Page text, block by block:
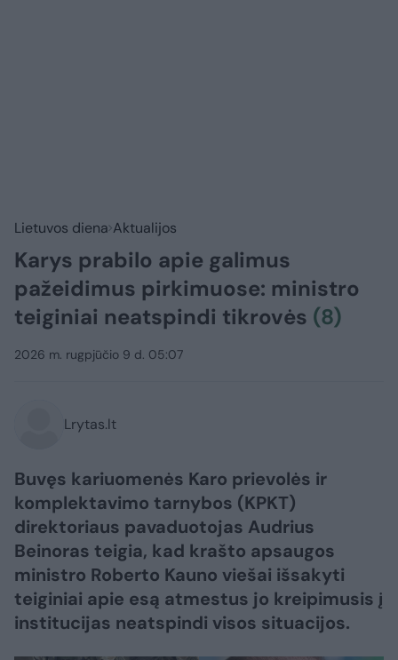
Lietuvos diena Aktualijos
Karys prabilo apie galimus
pažeidimus pirkimuose: ministro
teiginiai neatspindi tikrovės (8)
2026 m. rugpjūčio 9 d. 05:07
Lrytas.lt
Buvęs kariuomenės Karo prievolės ir
komplektavimo tarnybos (KPKT)
direktoriaus pavaduotojas Audrius
Beinoras teigia, kad krašto apsaugos
ministro Roberto Kauno viešai išsakyti
teiginiai apie esą atmestus jo kreipimusis į
institucijas neatspindi visos situacijos.